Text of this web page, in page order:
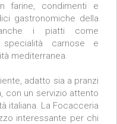
farine, condimenti e
gastronomiche della
i piatti come
carnose e
mediterranea.
adatto sia a pranzi
con un servizio attento
italiana. La Focacceria
interessante per chi